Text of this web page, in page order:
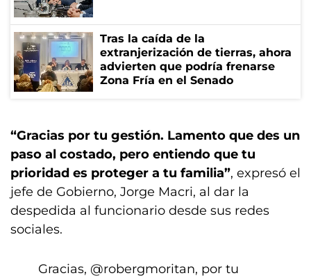
Tras la caída de la
extranjerización de tierras, ahora
advierten que podría frenarse
Zona Fría en el Senado
“Gracias por tu gestión. Lamento que des un
paso al costado, pero entiendo que tu
prioridad es proteger a tu familia”, expresó el
jefe de Gobierno, Jorge Macri, al dar la
despedida al funcionario desde sus redes
sociales.
Gracias, @robergmoritan, por tu